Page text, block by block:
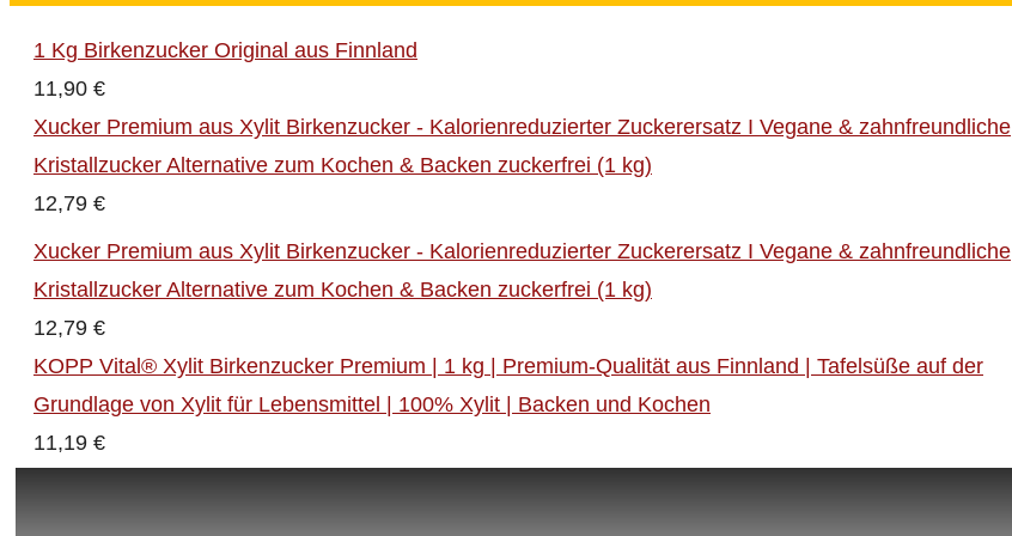
1 Kg Birkenzucker Original aus Finnland
11,90 €
Xucker Premium aus Xylit Birkenzucker - Kalorienreduzierter Zuckerersatz I Vegane & zahnfreundliche
Kristallzucker Alternative zum Kochen & Backen zuckerfrei (1 kg)
12,79 €
Xucker Premium aus Xylit Birkenzucker - Kalorienreduzierter Zuckerersatz I Vegane & zahnfreundliche
Kristallzucker Alternative zum Kochen & Backen zuckerfrei (1 kg)
12,79 €
KOPP Vital® Xylit Birkenzucker Premium | 1 kg | Premium-Qualität aus Finnland | Tafelsüße auf der
Grundlage von Xylit für Lebensmittel | 100% Xylit | Backen und Kochen
11,19 €